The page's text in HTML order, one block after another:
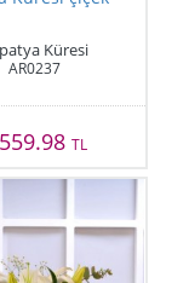
Küresi
AR0237
TL